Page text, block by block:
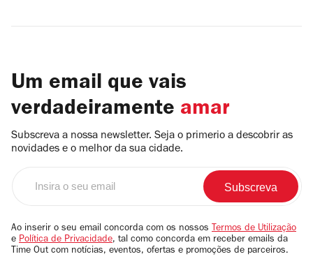
Um email que vais
verdadeiramente amar
Subscreva a nossa newsletter. Seja o primerio a descobrir as
novidades e o melhor da sua cidade.
email
Ao inserir o seu email concorda com os nossos Termos de Utilização
e Política de Privacidade, tal como concorda em receber emails da
Time Out com notícias, eventos, ofertas e promoções de parceiros.